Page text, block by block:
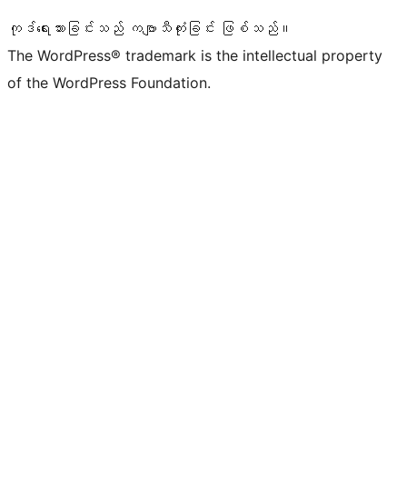
ကုဒ်ရေးသားခြင်းသည် ကဗျာသီကုံးခြင်း ဖြစ်သည်။
The WordPress® trademark is the intellectual property
of the WordPress Foundation.